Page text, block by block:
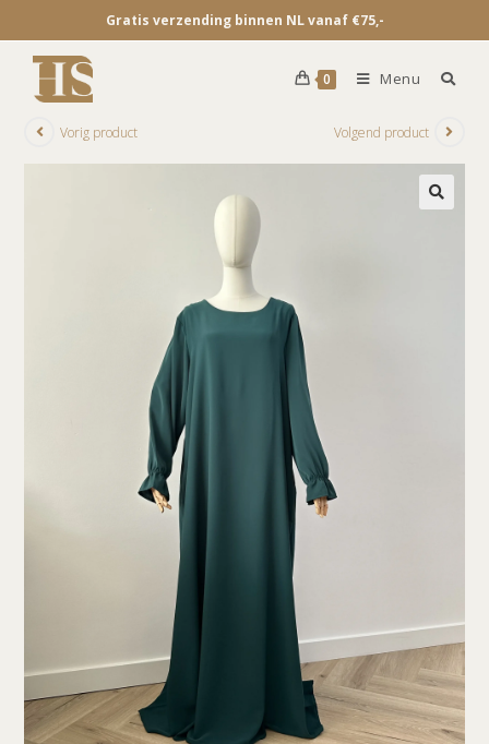
Gratis verzending binnen NL vanaf €75,-
0 Menu
Vorig product Volgend product